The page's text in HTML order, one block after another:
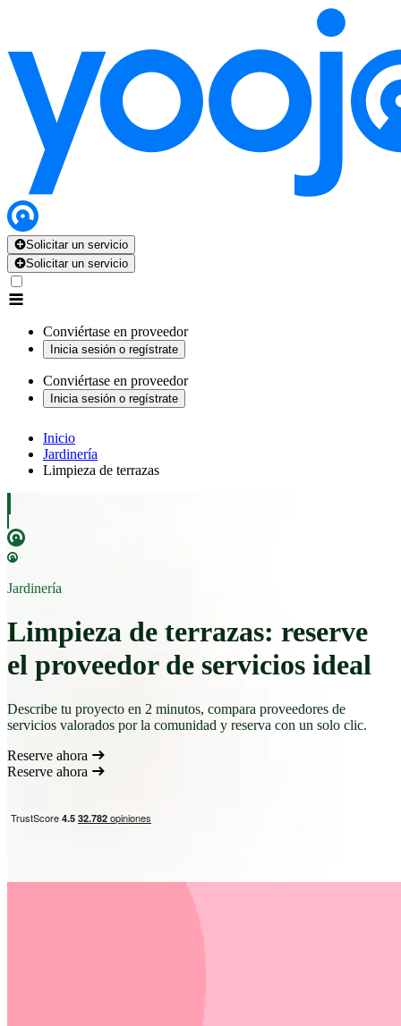
Solicitar un servicio
Solicitar un servicio
Conviértase en proveedor
Inicia sesión o regístrate
Conviértase en proveedor
Inicia sesión o regístrate
Inicio
Jardinería
Limpieza de terrazas
Jardinería
Limpieza de terrazas: reserve
el proveedor de servicios ideal
Describe tu proyecto en 2 minutos, compara proveedores de
servicios valorados por la comunidad y reserva con un solo clic.
Reserve ahora
Reserve ahora